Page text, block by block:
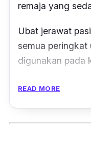
remaja yang
Ubat jerawat
semua peringkat
digunakan pada
Tidak hanya
READ MORE